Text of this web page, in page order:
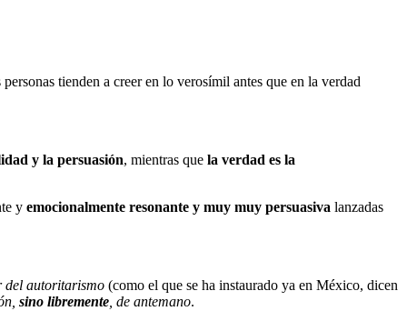
personas tienden a creer en lo verosímil antes que en la verdad
y la persuasión, mientras que la verdad es la
y emocionalmente resonante y muy muy persuasiva lanzadas
del autoritarismo (como el que se ha instaurado ya en México, dicen
sino libremente, de antemano.